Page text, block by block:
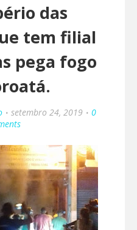
das
tem filial
pega fogo
setembro 24, 2019
0